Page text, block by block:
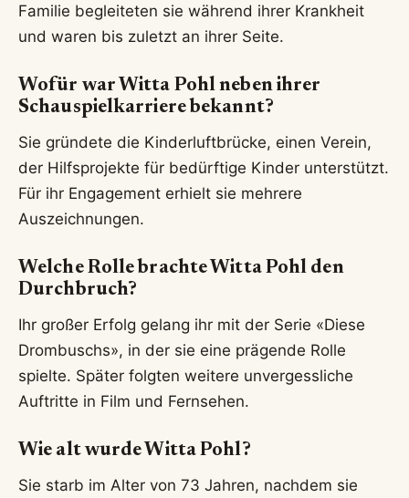
Familie begleiteten sie während ihrer Krankheit
und waren bis zuletzt an ihrer Seite.
Wofür war Witta Pohl neben ihrer
Schauspielkarriere bekannt?
Sie gründete die Kinderluftbrücke, einen Verein,
der Hilfsprojekte für bedürftige Kinder unterstützt.
Für ihr Engagement erhielt sie mehrere
Auszeichnungen.
Welche Rolle brachte Witta Pohl den
Durchbruch?
Ihr großer Erfolg gelang ihr mit der Serie «Diese
Drombuschs», in der sie eine prägende Rolle
spielte. Später folgten weitere unvergessliche
Auftritte in Film und Fernsehen.
Wie alt wurde Witta Pohl?
Sie starb im Alter von 73 Jahren, nachdem sie